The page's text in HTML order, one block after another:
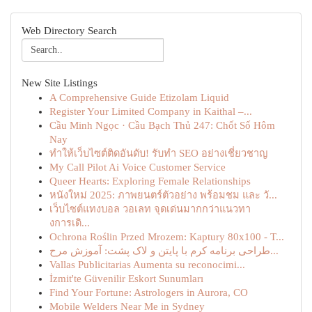
Web Directory Search
New Site Listings
A Comprehensive Guide Etizolam Liquid
Register Your Limited Company in Kaithal –...
Cầu Minh Ngọc · Cầu Bạch Thủ 247: Chốt Số Hôm
Nay
ทำให้เว็บไซต์ติดอันดับ! รับทำ SEO อย่างเชี่ยวชาญ
My Call Pilot Ai Voice Customer Service
Queer Hearts: Exploring Female Relationships
หนังใหม่ 2025: ภาพยนตร์ตัวอย่าง พร้อมชม และ วั...
เว็บไซต์แทงบอล วอเลท จุดเด่นมากกว่าแนวทา
งการเดิ...
Ochrona Roślin Przed Mrozem: Kaptury 80x100 - T...
طراحی برنامه کرم با پایتن و لاک پشت: آموزش مرح...
Vallas Publicitarias Aumenta su reconocimi...
İzmit'te Güvenilir Eskort Sunumları
Find Your Fortune: Astrologers in Aurora, CO
Mobile Welders Near Me in Sydney